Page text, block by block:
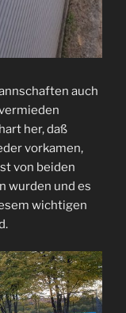
auch
her, daß
vorkamen,
von beiden
wurden und es
wichtigen